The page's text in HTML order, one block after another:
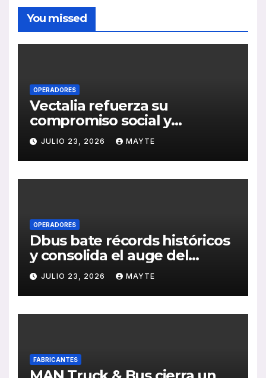
You missed
OPERADORES
Vectalia refuerza su
compromiso social y
medioambiental con la
publicación de su Memoria
de RSC 2025
JULIO 23, 2026 MAYTE
OPERADORES
Dbus bate récords históricos
y consolida el auge del
transporte público en San
Sebastián
JULIO 23, 2026 MAYTE
FABRICANTES